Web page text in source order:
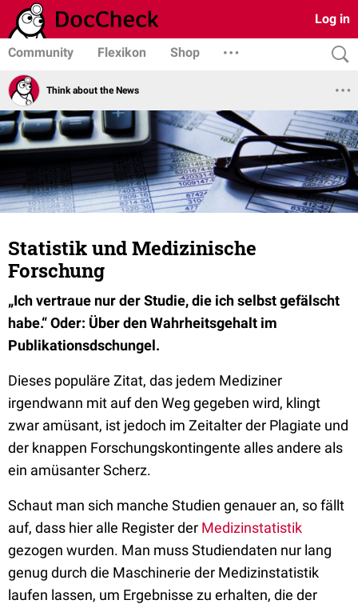
Log in
Community Flexikon Shop
Think about the News
Statistik und Medizinische
Forschung
„Ich vertraue nur der Studie, die ich selbst gefälscht
habe.“ Oder: Über den Wahrheitsgehalt im
Publikationsdschungel.
Dieses populäre Zitat, das jedem Mediziner
irgendwann mit auf den Weg gegeben wird, klingt
zwar amüsant, ist jedoch im Zeitalter der Plagiate und
der knappen Forschungskontingente alles andere als
ein amüsanter Scherz.
Schaut man sich manche Studien genauer an, so fällt
auf, dass hier alle Register der Medizinstatistik
gezogen wurden. Man muss Studiendaten nur lang
genug durch die Maschinerie der Medizinstatistik
laufen lassen, um Ergebnisse zu erhalten, die der